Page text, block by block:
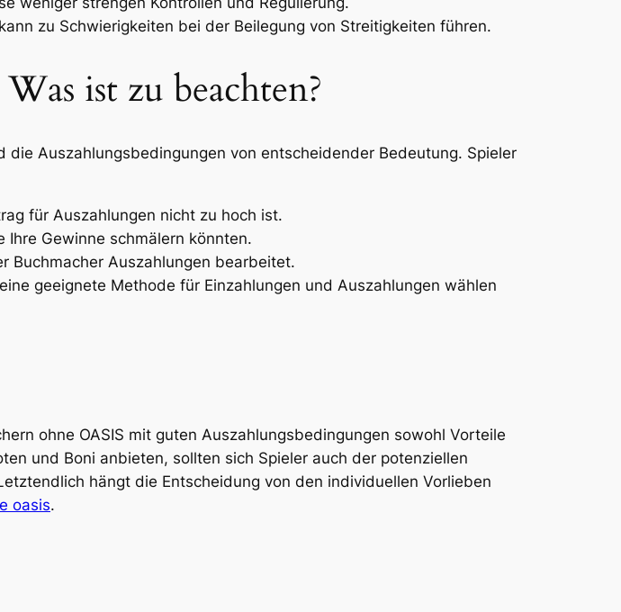
zu Schwierigkeiten bei der Beilegung von Streitigkeiten führen.
ist zu beachten?
die Auszahlungsbedingungen von entscheidender Bedeutung. Spieler
für Auszahlungen nicht zu hoch ist.
Ihre Gewinne schmälern könnten.
Buchmacher Auszahlungen bearbeitet.
geeignete Methode für Einzahlungen und Auszahlungen wählen
ohne OASIS mit guten Auszahlungsbedingungen sowohl Vorteile
und Boni anbieten, sollten sich Spieler auch der potenziellen
hängt die Entscheidung von den individuellen Vorlieben
oasis.